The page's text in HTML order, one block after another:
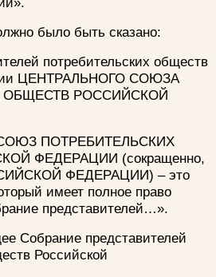
было быть сказано:
потребительских обществ
ЦЕНТРАЛЬНОГО СОЮЗА
ОБЩЕСТВ РОССИЙСКОЙ
ПОТРЕБИТЕЛЬСКИХ
ФЕДЕРАЦИИ (сокращенно,
ФЕДЕРАЦИИ) – это
имеет полное право
представителей…».
Собрание представителей
Российской